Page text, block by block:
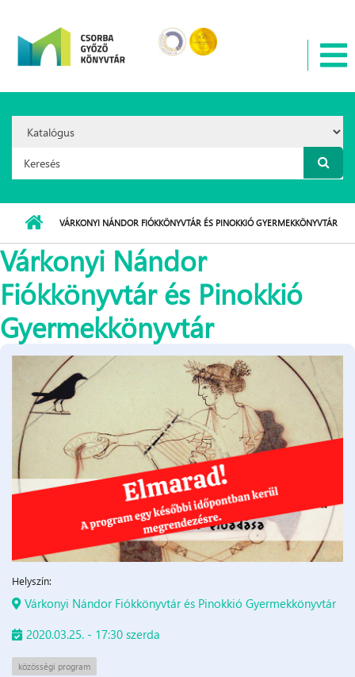
Option:
Keresés űrlap
VÁRKONYI NÁNDOR FIÓKKÖNYVTÁR ÉS PINOKKIÓ GYERMEKKÖNYVTÁR
Várkonyi Nándor
Fiókkönyvtár és Pinokkió
Gyermekkönyvtár
Helyszín:
Várkonyi Nándor Fiókkönyvtár és Pinokkió Gyermekkönyvtár
2020.03.25. - 17:30 szerda
közösségi program